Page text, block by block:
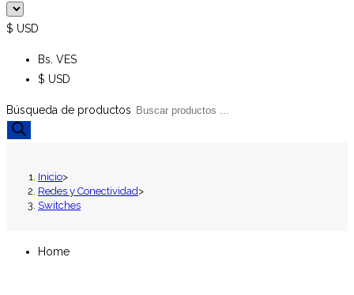
$ USD
Bs. VES
$ USD
Búsqueda de productos
Inicio>
Redes y Conectividad>
Switches
Home